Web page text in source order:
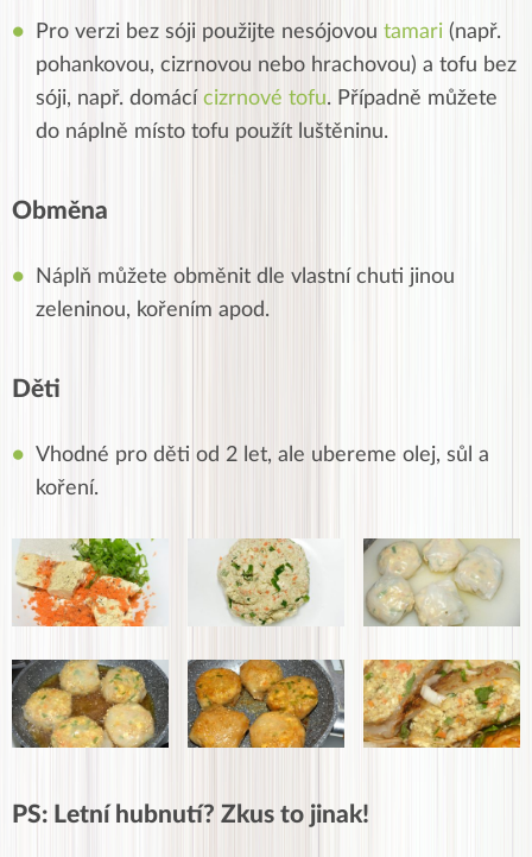
Pro verzi bez sóji použijte nesójovou tamari (např.
pohankovou, cizrnovou nebo hrachovou) a tofu bez
sóji, např. domácí cizrnové tofu. Případně můžete
do náplně místo tofu použít luštěninu.
Obměna
Náplň můžete obměnit dle vlastní chuti jinou
zeleninou, kořením apod.
Děti
Vhodné pro děti od 2 let, ale ubereme olej, sůl a
koření.
PS: Letní hubnutí? Zkus to jinak!